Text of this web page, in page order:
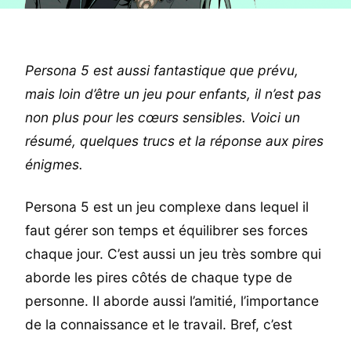
Persona 5 est aussi fantastique que prévu,
mais loin d’être un jeu pour enfants, il n’est pas
non plus pour les cœurs sensibles. Voici un
résumé, quelques trucs et la réponse aux pires
énigmes.
Persona 5 est un jeu complexe dans lequel il
faut gérer son temps et équilibrer ses forces
chaque jour. C’est aussi un jeu très sombre qui
aborde les pires côtés de chaque type de
personne. Il aborde aussi l’amitié, l’importance
de la connaissance et le travail. Bref, c’est